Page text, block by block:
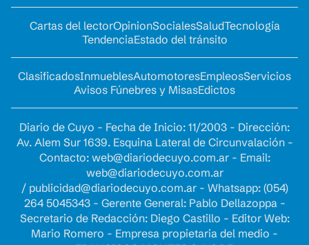
Cartas del lectorOpinionSocialesSaludTecnología
TendenciaEstado del tránsito
ClasificadosInmueblesAutomotoresEmpleosServicios
Avisos Fúnebres y MisasEdictos
Diario de Cuyo - Fecha de Inicio: 11/2003 - Dirección:
Av. Alem Sur 1639. Esquina Lateral de Circunvalación -
Contacto: web@diariodecuyo.com.ar- Email:
web@diariodecuyo.com.ar
/ publicidad@diariodecuyo.com.ar- Whatsapp: (054)
264 5045343 - Gerente General: Pablo Dellazoppa -
Secretario de Redacción: Diego Castillo - Editor Web:
Mario Romero - Empresa propietaria del medio -